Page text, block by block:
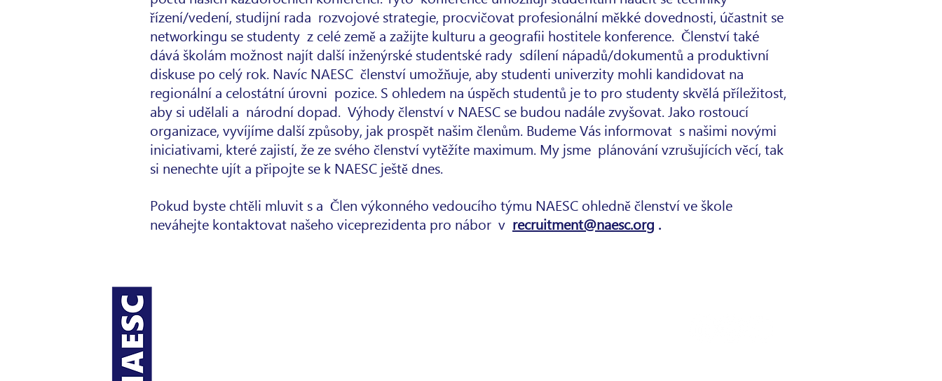
řízení/vedení, studijní rada rozvojové strategie, procvičovat profesionální měkké dovednosti, účastnit se
networkingu se studenty z celé země a zažijte kulturu a geografii hostitele konference. Členství také
dává školám možnost najít další inženýrské studentské rady sdílení nápadů/dokumentů a produktivní
diskuse po celý rok. Navíc NAESC členství umožňuje, aby studenti univerzity mohli kandidovat na
regionální a celostátní úrovni pozice. S ohledem na úspěch studentů je to pro studenty skvělá příležitost,
aby si udělali a národní dopad. Výhody členství v NAESC se budou nadále zvyšovat. Jako rostoucí
organizace, vyvíjíme další způsoby, jak prospět našim členům. Budeme Vás informovat s našimi novými
iniciativami, které zajistí, že ze svého členství vytěžíte maximum. My jsme plánování vzrušujících věcí, tak
si nenechte ujít a připojte se k NAESC ještě dnes.
Pokud byste chtěli mluvit s a Člen výkonného vedoucího týmu NAESC ohledně členství ve škole
neváhejte kontaktovat našeho viceprezidenta pro nábor v recruitment@naesc.org .